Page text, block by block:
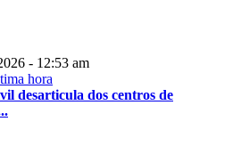
- 12:53 am
desarticula dos centros de